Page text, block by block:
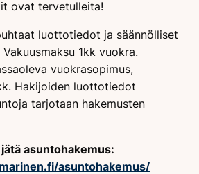
ovat tervetulleita!
luottotiedot ja säännölliset
1kk vuokra.
vuokrasopimus,
Hakijoiden luottotiedot
tarjotaan hakemusten
asuntohakemus:
asuntohakemus/